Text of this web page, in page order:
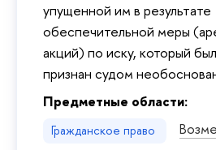
упущенной им в результате
обеспечительной меры
акций) по иску, который
признан судом
Предметные области:
Гражданское право